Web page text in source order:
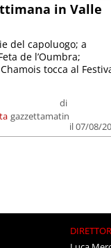
in Valle
di
gazzettamatin
il 07/08/
del capoluogo; a
de l’Oumbra;
tocca al